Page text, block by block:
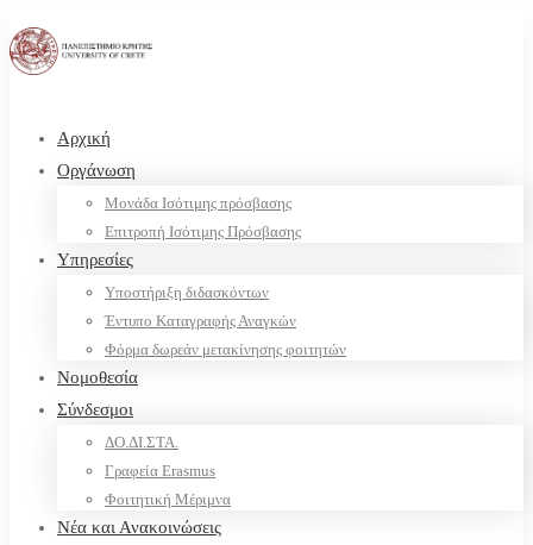
Αρχική
Οργάνωση
Μονάδα Ισότιμης πρόσβασης
Επιτροπή Ισότιμης Πρόσβασης
Υπηρεσίες
Υποστήριξη διδασκόντων
Έντυπο Καταγραφής Αναγκών
Φόρμα δωρεάν μετακίνησης φοιτητών
Νομοθεσία
Σύνδεσμοι
ΔΟ.ΔΙ.ΣΤΑ.
Γραφεία Erasmus
Φοιτητική Μέριμνα
Νέα και Ανακοινώσεις